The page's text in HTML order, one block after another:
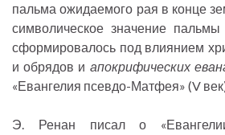
пальма ожидаемого рая в конце
символическое значение
сформировалось под влиянием
и обрядов и апокрифических
«Евангелия псевдо-Матфея» (V
Э. Ренан писал о